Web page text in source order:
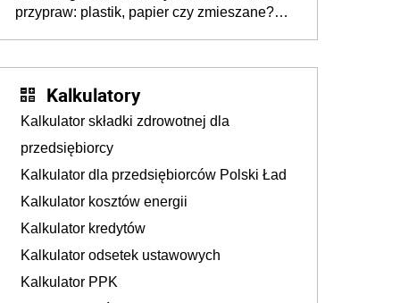
przypraw: plastik, papier czy zmieszane?
Kalkulatory
Kalkulator składki zdrowotnej dla
przedsiębiorcy
Kalkulator dla przedsiębiorców Polski Ład
Kalkulator kosztów energii
Kalkulator kredytów
Kalkulator odsetek ustawowych
Kalkulator PPK